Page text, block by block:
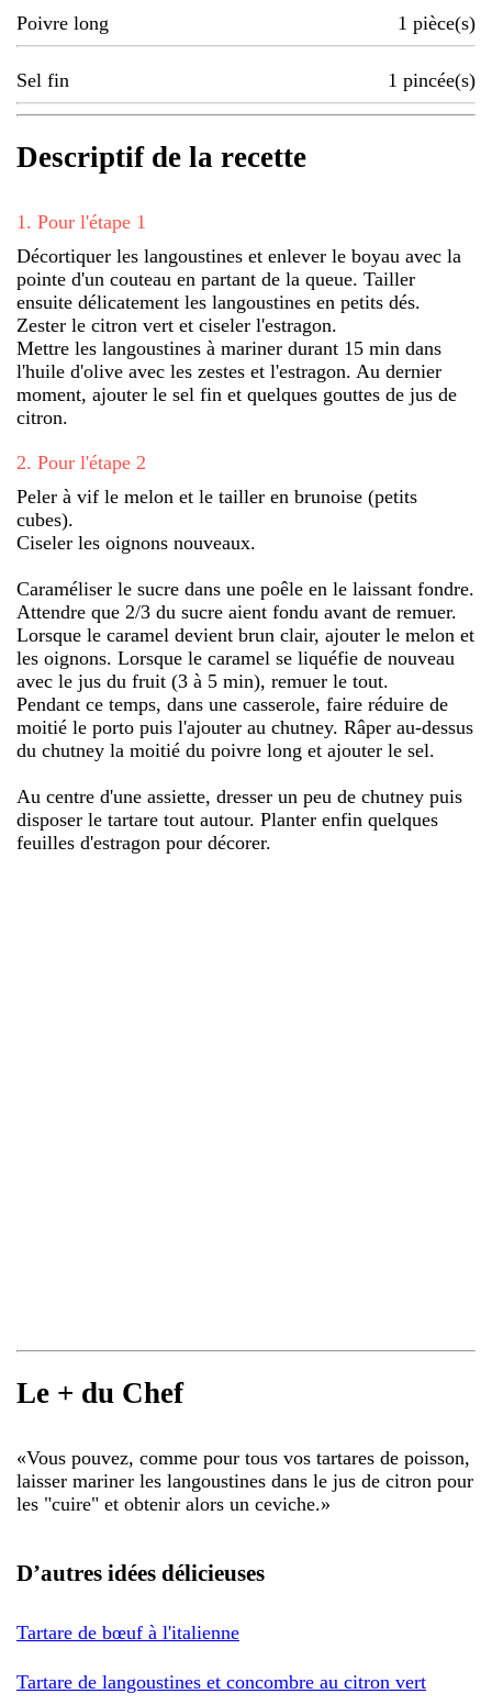
Poivre long 1 pièce(s)
Sel fin 1 pincée(s)
Descriptif de la recette
1 . Pour l'étape 1
Décortiquer les langoustines et enlever le boyau avec la
pointe d'un couteau en partant de la queue. Tailler
ensuite délicatement les langoustines en petits dés.
Zester le citron vert et ciseler l'estragon.
Mettre les langoustines à mariner durant 15 min dans
l'huile d'olive avec les zestes et l'estragon. Au dernier
moment, ajouter le sel fin et quelques gouttes de jus de
citron.
2. Pour l'étape 2
Peler à vif le melon et le tailler en brunoise (petits
cubes).
Ciseler les oignons nouveaux.
Caraméliser le sucre dans une poêle en le laissant fondre.
Attendre que 2/3 du sucre aient fondu avant de remuer.
Lorsque le caramel devient brun clair, ajouter le melon et
les oignons. Lorsque le caramel se liquéfie de nouveau
avec le jus du fruit (3 à 5 min), remuer le tout.
Pendant ce temps, dans une casserole, faire réduire de
moitié le porto puis l'ajouter au chutney. Râper au-dessus
du chutney la moitié du poivre long et ajouter le sel.
Au centre d'une assiette, dresser un peu de chutney puis
disposer le tartare tout autour. Planter enfin quelques
feuilles d'estragon pour décorer.
Le + du Chef
«Vous pouvez, comme pour tous vos tartares de poisson,
laisser mariner les langoustines dans le jus de citron pour
les "cuire" et obtenir alors un ceviche.»
D’autres idées délicieuses
Tartare de bœuf à l'italienne
Tartare de langoustines et concombre au citron vert